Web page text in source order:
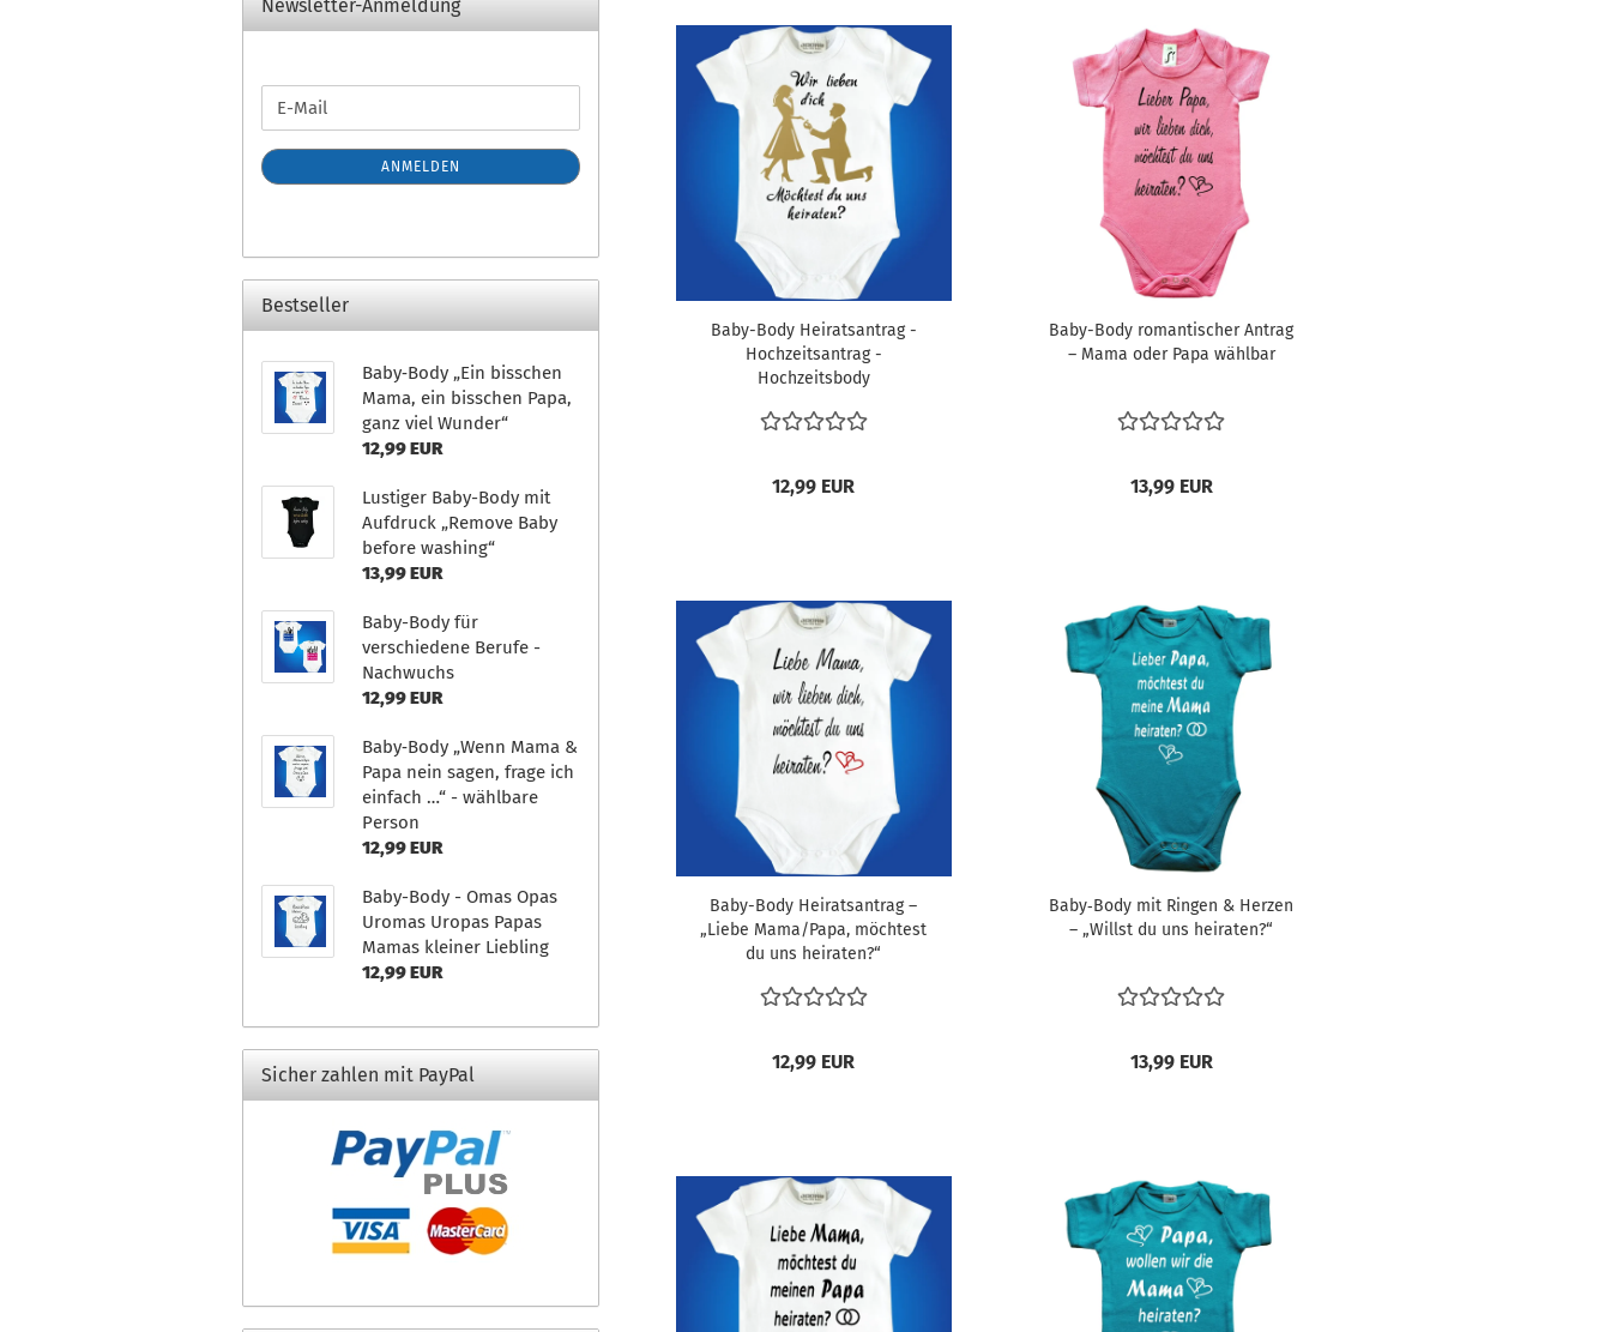
Baby-Body Heiratsantrag -
Hochzeitsantrag -
Hochzeitsbody
12,99 EUR
Baby-Body romantischer Antrag
– Mama oder Papa wählbar
13,99 EUR
Baby-Body Heiratsantrag –
„Liebe Mama/Papa, möchtest
du uns heiraten?“
12,99 EUR
Baby‑Body mit Ringen & Herzen
– „Willst du uns heiraten?“
13,99 EUR
Newsletter-Anmeldung
WEITER
ZUR
NEWSLETTER-
ANMELDUNG
E-
Mail
ANMELDEN
Bestseller
Baby‑Body „Ein bisschen
Mama, ein bisschen Papa,
ganz viel Wunder“
12,99 EUR
Lustiger Baby-Body mit
Aufdruck „Remove Baby
before washing“
13,99 EUR
Baby-Body für
verschiedene Berufe -
Nachwuchs
12,99 EUR
Baby‑Body „Wenn Mama &
Papa nein sagen, frage ich
einfach …“ - wählbare
Person
12,99 EUR
Baby-Body - Omas Opas
Uromas Uropas Papas
Mamas kleiner Liebling
12,99 EUR
Sicher zahlen mit PayPal